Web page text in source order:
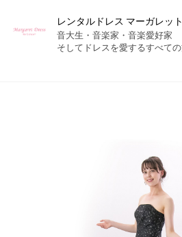
レンタルドレス マーガレット
音大生・音楽家・音楽愛好家